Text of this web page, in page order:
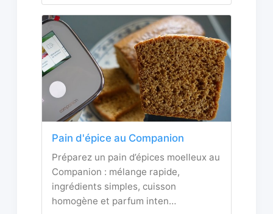
Pain d'épice au Companion
Préparez un pain d’épices moelleux au
Companion : mélange rapide,
ingrédients simples, cuisson
homogène et parfum inten…